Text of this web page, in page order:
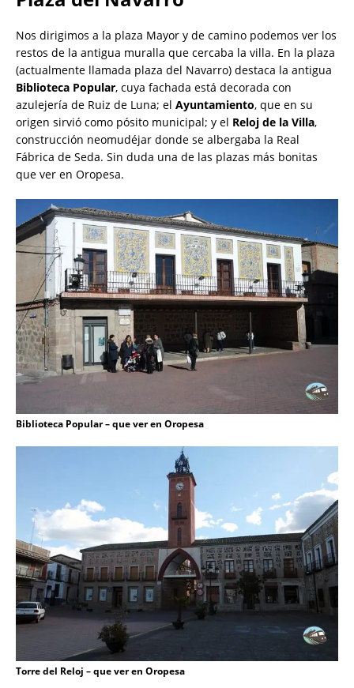
Nos dirigimos a la plaza Mayor y de camino podemos ver los
restos de la antigua muralla que cercaba la villa. En la plaza
(actualmente llamada plaza del Navarro) destaca la antigua
Biblioteca Popular, cuya fachada está decorada con
azulejería de Ruiz de Luna; el Ayuntamiento, que en su
origen sirvió como pósito municipal; y el Reloj de la Villa,
construcción neomudéjar donde se albergaba la Real
Fábrica de Seda. Sin duda una de las plazas más bonitas
que ver en Oropesa.
Biblioteca Popular – que ver en Oropesa
Torre del Reloj – que ver en Oropesa